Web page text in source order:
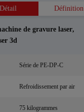
Détail Définition
de gravure laser,
3d
Série de PE-DP-C
Refroidissement par air
75 kilogrammes